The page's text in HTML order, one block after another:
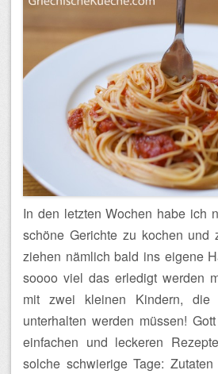
In den letzten Wochen habe ich
schöne Gerichte zu kochen und
ziehen nämlich bald ins eigene
soooo viel das erledigt werden
mit zwei kleinen Kindern, die
unterhalten werden müssen!
einfachen und leckeren
solche schwierige Tage: